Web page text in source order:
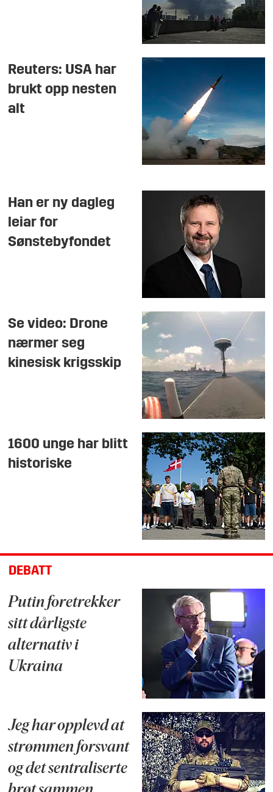
Reuters: USA har
brukt opp nesten
alt
Han er ny dagleg
leiar for
Sønstebyfondet
Se video: Drone
nærmer seg
kinesisk krigsskip
1600 unge har blitt
historiske
DEBATT
Putin foretrekker
sitt dårligste
alternativ i
Ukraina
Jeg har opplevd at
strømmen forsvant
og det sentraliserte